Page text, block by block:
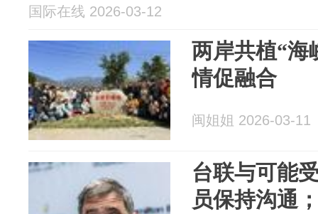
国际在线 2026-03-12
两岸共植“海
情促融合
闽姐姐 2026-03-11
台联与可能
员保持沟通